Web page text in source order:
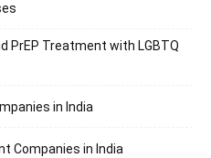
PrEP Treatment with LGBTQ
in India
Companies in India